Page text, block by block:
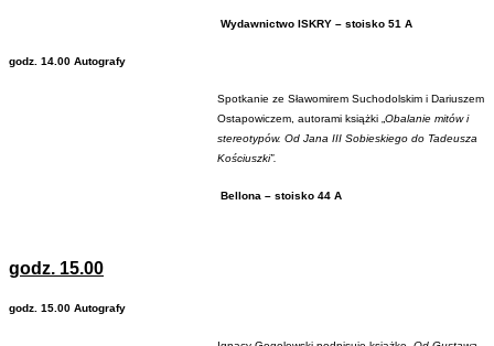
Wydawnictwo ISKRY – stoisko 51 A
godz. 14.00 Autografy
Spotkanie ze Sławomirem Suchodolskim i Dariuszem
Ostapowiczem, autorami książki „ Obalanie mitów i
stereotypów. Od Jana III Sobieskiego do Tadeusza
Kościuszki”.
Bellona – stoisko 44 A
godz. 15.00
godz. 15.00 Autografy